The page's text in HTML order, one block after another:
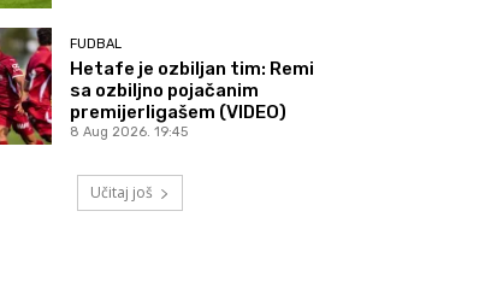
FUDBAL
Hetafe je ozbiljan tim: Remi
sa ozbiljno pojačanim
premijerligašem (VIDEO)
8 Aug 2026. 19:45
Učitaj još